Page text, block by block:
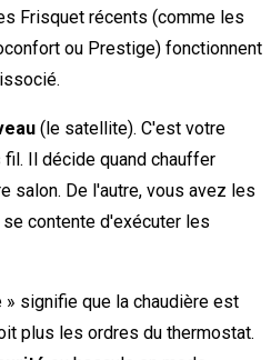
Frisquet récents (comme les
ou Prestige) fonctionnent
(le satellite). C'est votre
Il décide quand chauffer
salon. De l'autre, vous avez les
se contente d'exécuter les
signifie que la chaudière est
plus les ordres du thermostat.